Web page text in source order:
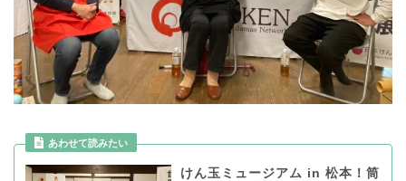
あわせて読みたい
けん玉ミュージアム in 松本！筒